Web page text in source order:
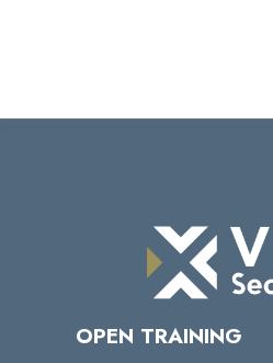
OPEN TRAINING